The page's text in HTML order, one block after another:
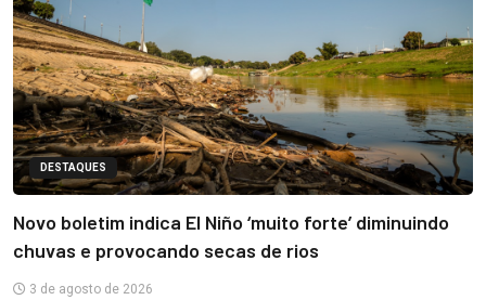
DESTAQUES
Novo boletim indica El Niño ‘muito forte’ diminuindo
chuvas e provocando secas de rios
3 de agosto de 2026